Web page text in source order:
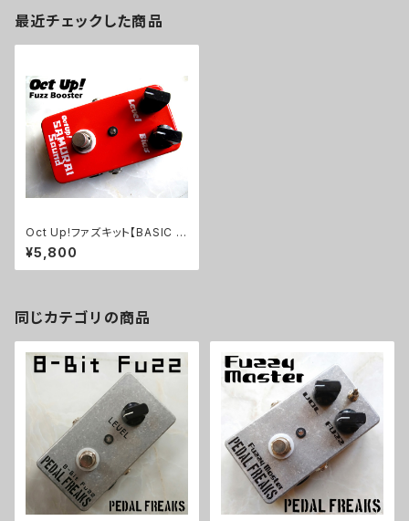
最近チェックした商品
Oct Up!ファズキット【BASIC KI
T】
¥5,800
同じカテゴリの商品